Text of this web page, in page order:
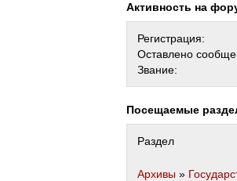
Активность на
Регистрация:
Оставлено
Звание:
Посещаемые
Раздел
Архивы »